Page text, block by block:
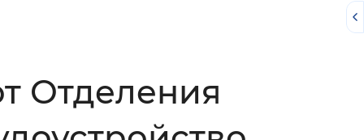
Отделения